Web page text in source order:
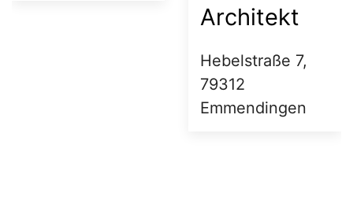
Architekt
Hebelstraße 7,
79312
Emmendingen